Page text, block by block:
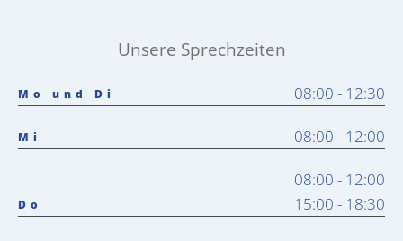
Unsere Sprechzeiten
Mo und Di 08:00 - 12:30
Mi 08:00 - 12:00
Do
08:00 - 12:00
15:00 - 18:30